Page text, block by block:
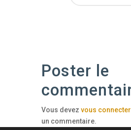
Poster le
Vous devez vous connecter
un commentaire.